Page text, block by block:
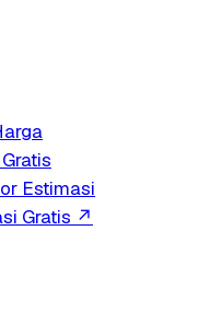
Estimasi
Gratis ↗